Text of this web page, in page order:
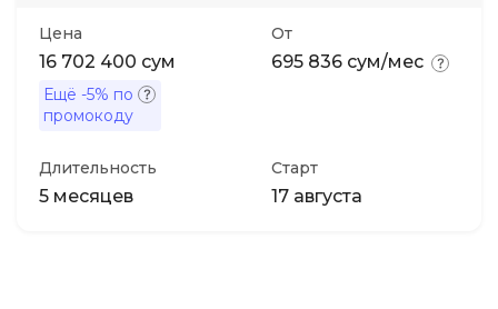
Цена
16 702 400 сум
Ещё -5% по
промокоду
От
695 836 сум/мес
Длительность
5 месяцев
Старт
17 августа